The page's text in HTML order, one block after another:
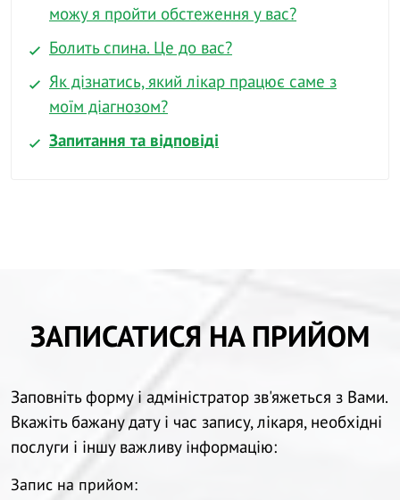
можу я пройти обстеження у вас?
Болить спина. Це до вас?
Як дізнатись, який лікар працює саме з
моїм діагнозом?
Запитання та відповіді
ЗАПИСАТИСЯ НА ПРИЙОМ
Заповніть форму і адміністратор зв'яжеться з Вами.
Вкажіть бажану дату і час запису, лікаря, необхідні
послуги і іншу важливу інформацію:
Запис на прийом: